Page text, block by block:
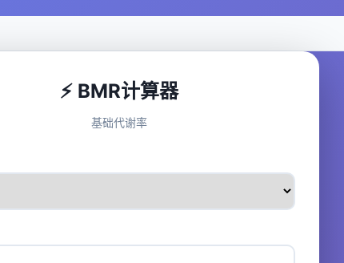
⚡ BMR计算器
基础代谢率